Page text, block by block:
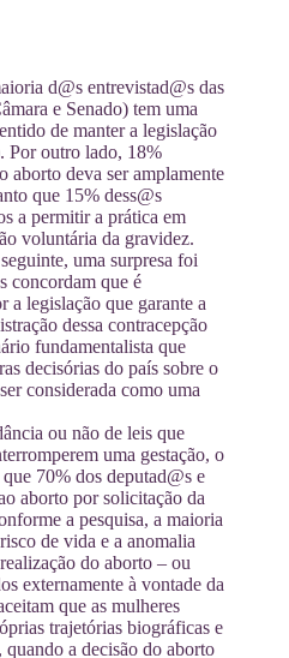
d@s entrevistad@s das
e Senado) tem uma
de manter a legislação
Por outro lado, 18%
aborto deva ser amplamente
que 15% dess@s
a permitir a prática em
voluntária da gravidez.
uma surpresa foi
concordam que é
a legislação que garante a
dessa contracepção
fundamentalista que
decisórias do país sobre o
considerada como uma
ou não de leis que
uma gestação, o
70% dos deputad@s e
aborto por solicitação da
a pesquisa, a maioria
de vida e a anomalia
do aborto – ou
externamente à vontade da
que as mulheres
trajetórias biográficas e
a decisão do aborto